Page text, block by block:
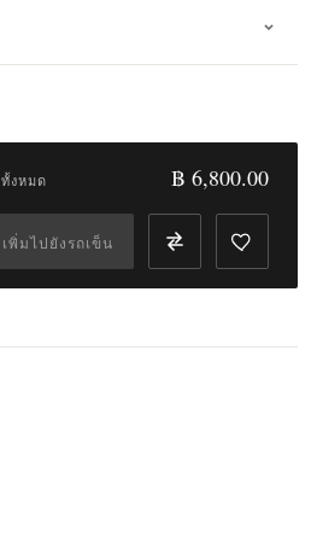
ทั้งหมด ฿ 6,800.00
เพิ่มไปยังรถเข็น